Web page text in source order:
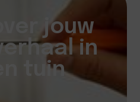
jouw
in
tuin